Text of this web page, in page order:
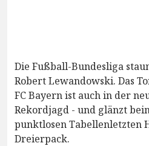
Die Fußball-Bundesliga
Robert Lewandowski. Das
FC Bayern ist auch in der
Rekordjagd - und glänzt
punktlosen Tabellenletzten
Dreierpack.